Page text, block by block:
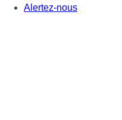
Alertez-nous